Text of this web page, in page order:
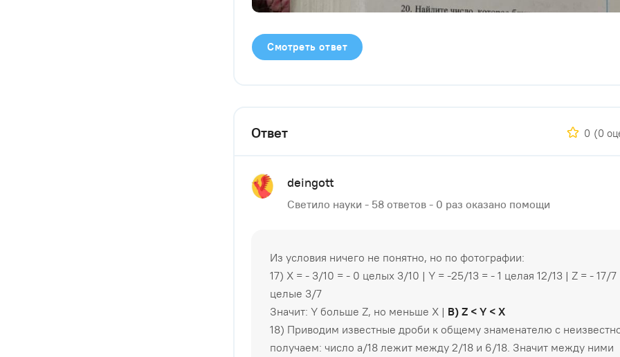
Смотреть ответ
Ответ 0 (0
deingott
Светило науки - 58 ответов - 0 раз оказано помощи
Из условия ничего не понятно, но по фотографии:
17) X = - 3/10 = - 0 целых 3/10 | Y = -25/13 = - 1 целая 12/13 | Z = - 17/7
целые 3/7
Значит: Y больше Z, но меньше X | B) Z < Y < X
18) Приводим известные дроби к общему знаменателю с
получаем: число a/18 лежит между 2/18 и 6/18. Значит между ними